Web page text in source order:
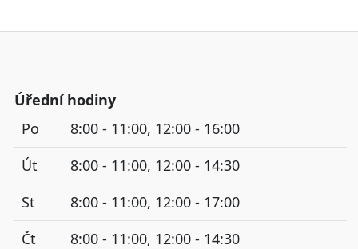
Úřední hodiny
Po
8:00 - 11:00, 12:00 - 16:00
Út
8:00 - 11:00, 12:00 - 14:30
St
8:00 - 11:00, 12:00 - 17:00
Čt
8:00 - 11:00, 12:00 - 14:30